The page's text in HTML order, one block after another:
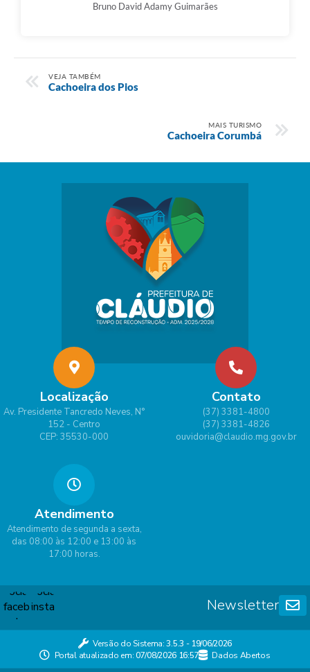
Bruno David Adamy Guimarães
VEJA TAMBÉM
Cachoeira dos Pios
MAIS TURISMO
Cachoeira Corumbá
Localização
Av. Presidente Tancredo Neves, N°
152 - Centro
CEP: 35530-000
Contato
(37) 3381-4800
(37) 3381-4826
ouvidoria@claudio.mg.gov.br
Atendimento
Atendimento de segunda a sexta,
das 08:00 às 12:00 e 13:00 às
17:00 horas.
Newsletter
Versão do Sistema:3.5.3 - 19/06/2026
Portal atualizado em:07/08/2026 16:57 Dados Abertos